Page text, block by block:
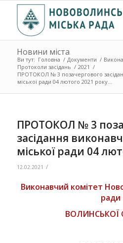
Новини міста
Ви тут: Головна / Документи /
Протоколи засідань / 2021 /
ПРОТОКОЛ № 3 позачергового
міської ради 04 лютого 2021 року...
ПРОТОКОЛ № 3
засідання
міської ради 04
12.02.2021 /
Виконавчий комітет
ради
ВОЛИНСЬКОЇ